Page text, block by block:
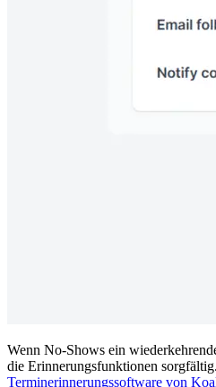
Wenn No-Shows ein
die Erinnerungsfunktionen sorgfältig.
Terminerinnerungssoftware von